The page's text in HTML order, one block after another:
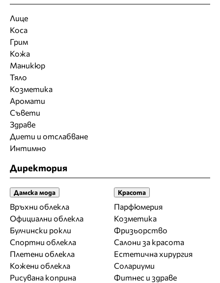
Лице
Коса
Грим
Кожа
Маникюр
Тяло
Козметика
Аромати
Съвети
Здраве
Диети и отслабване
Интимно
Директория
Дамска мода
Връхни облекла
Официални облекла
Булчински рокли
Спортни облекла
Плетени облекла
Кожени облекла
Рисувана коприна
Красота
Парфюмерия
Козметика
Фризьорство
Салони за красота
Естетична хирургия
Солариуми
Фитнес и здраве